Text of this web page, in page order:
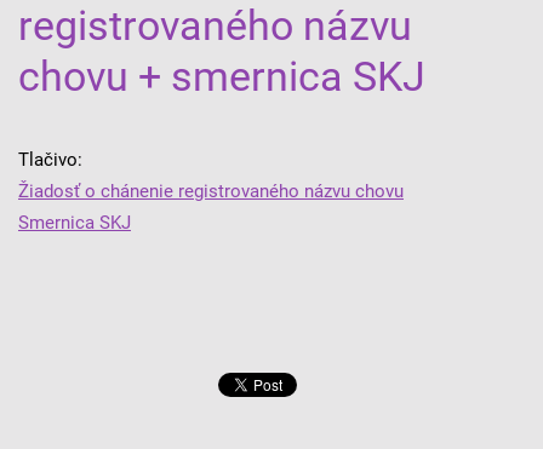
registrovaného názvu
chovu + smernica SKJ
Tlačivo:
Žiadosť o chánenie registrovaného názvu chovu
Smernica SKJ